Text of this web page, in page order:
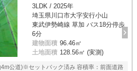
3LDK / 2025年
埼玉県川口市大字安行小山
東武伊勢崎線 草加 バス18分停歩
6分
建物面積 96.46㎡
土地面積 128.56㎡ (実測)
公道)※セットバック済み 容積率：前面道路